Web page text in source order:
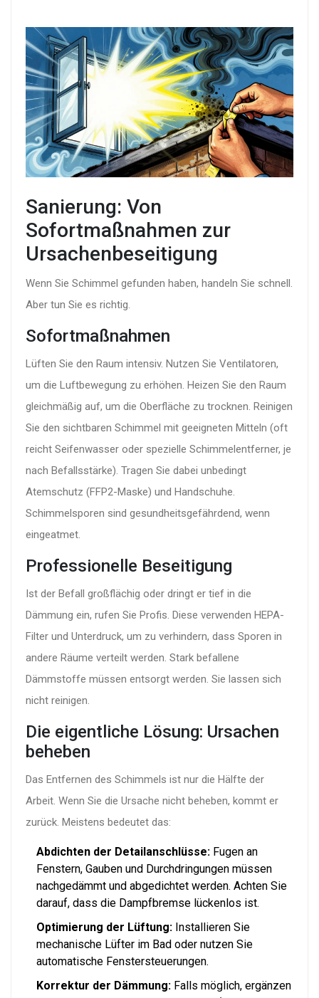
Sanierung: Von
Sofortmaßnahmen zur
Ursachenbeseitigung
Wenn Sie Schimmel gefunden haben, handeln Sie schnell.
Aber tun Sie es richtig.
Sofortmaßnahmen
Lüften Sie den Raum intensiv. Nutzen Sie Ventilatoren,
um die Luftbewegung zu erhöhen. Heizen Sie den Raum
gleichmäßig auf, um die Oberfläche zu trocknen. Reinigen
Sie den sichtbaren Schimmel mit geeigneten Mitteln (oft
reicht Seifenwasser oder spezielle Schimmelentferner, je
nach Befallsstärke). Tragen Sie dabei unbedingt
Atemschutz (FFP2-Maske) und Handschuhe.
Schimmelsporen sind gesundheitsgefährdend, wenn
eingeatmet.
Professionelle Beseitigung
Ist der Befall großflächig oder dringt er tief in die
Dämmung ein, rufen Sie Profis. Diese verwenden HEPA-
Filter und Unterdruck, um zu verhindern, dass Sporen in
andere Räume verteilt werden. Stark befallene
Dämmstoffe müssen entsorgt werden. Sie lassen sich
nicht reinigen.
Die eigentliche Lösung: Ursachen
beheben
Das Entfernen des Schimmels ist nur die Hälfte der
Arbeit. Wenn Sie die Ursache nicht beheben, kommt er
zurück. Meistens bedeutet das:
Abdichten der Detailanschlüsse: Fugen an
Fenstern, Gauben und Durchdringungen müssen
nachgedämmt und abgedichtet werden. Achten Sie
darauf, dass die Dampfbremse lückenlos ist.
Optimierung der Lüftung: Installieren Sie
mechanische Lüfter im Bad oder nutzen Sie
automatische Fenstersteuerungen.
Korrektur der Dämmung: Falls möglich, ergänzen